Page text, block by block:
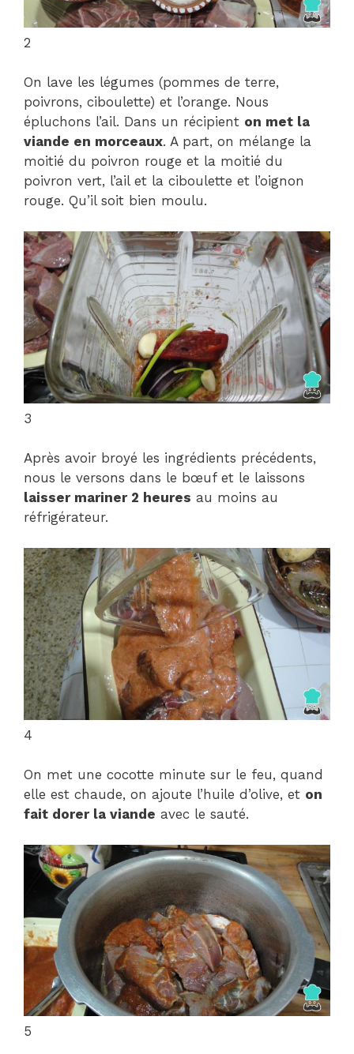
2
On lave les légumes (pommes de terre,
poivrons, ciboulette) et l’orange. Nous
épluchons l’ail. Dans un récipient on met la
viande en morceaux. A part, on mélange la
moitié du poivron rouge et la moitié du
poivron vert, l’ail et la ciboulette et l’oignon
rouge. Qu’il soit bien moulu.
3
Après avoir broyé les ingrédients précédents,
nous le versons dans le bœuf et le laissons
laisser mariner 2 heures au moins au
réfrigérateur.
4
On met une cocotte minute sur le feu, quand
elle est chaude, on ajoute l’huile d’olive, et on
fait dorer la viande avec le sauté.
5